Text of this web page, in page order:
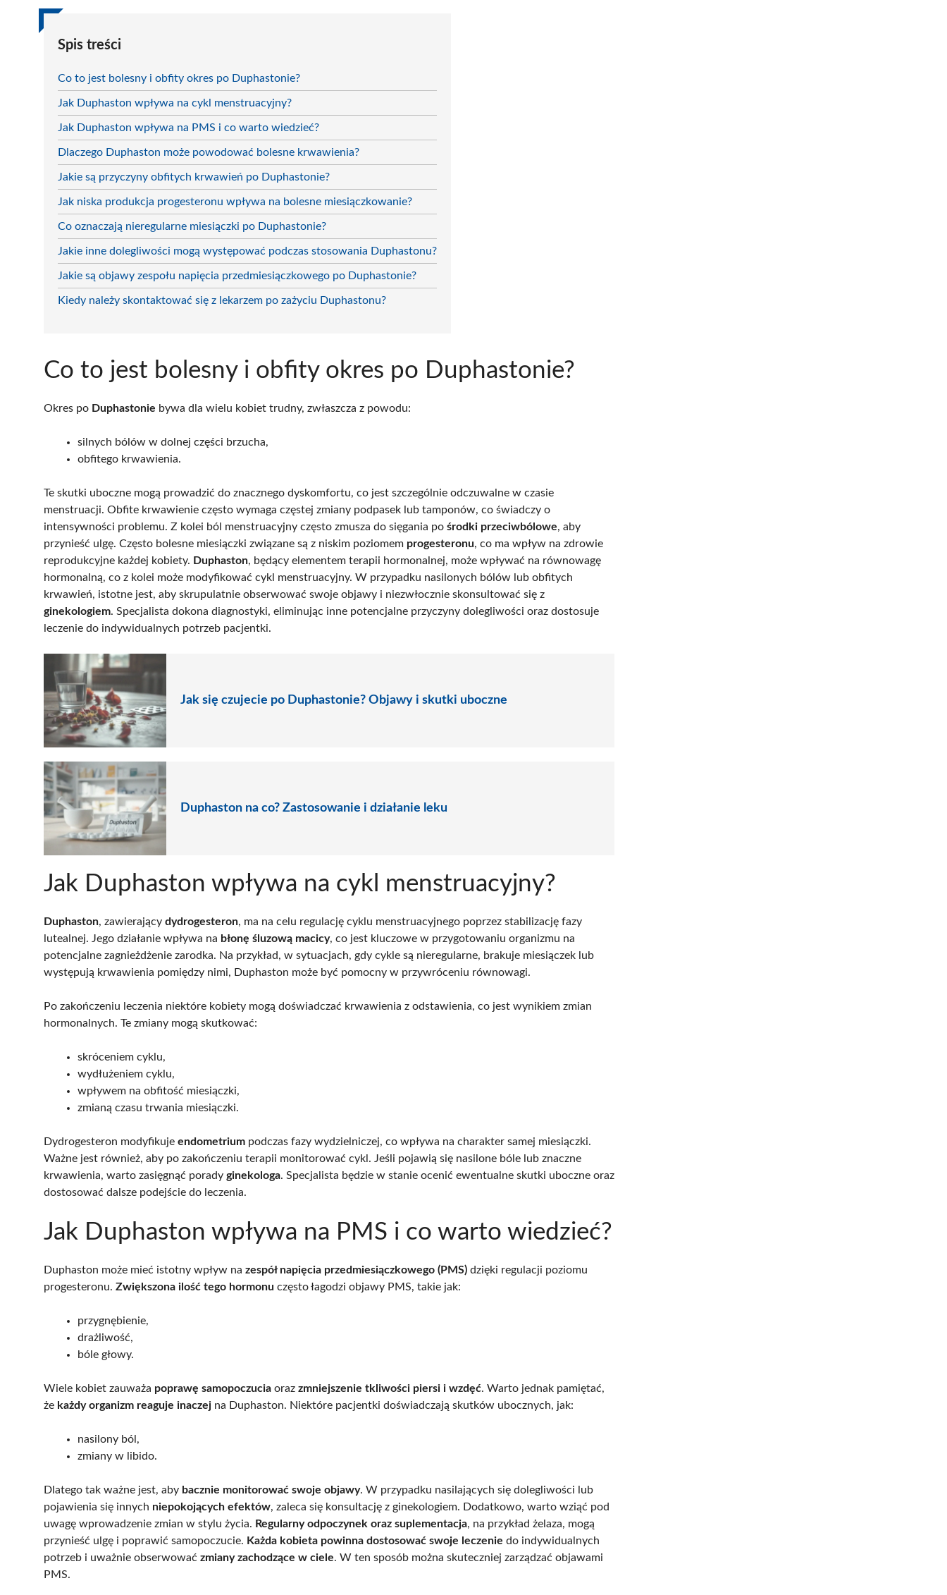
Spis treści
Co to jest bolesny i obfity okres po Duphastonie?
Jak Duphaston wpływa na cykl menstruacyjny?
Jak Duphaston wpływa na PMS i co warto wiedzieć?
Dlaczego Duphaston może powodować bolesne krwawienia?
Jakie są przyczyny obfitych krwawień po Duphastonie?
Jak niska produkcja progesteronu wpływa na bolesne miesiączkowanie?
Co oznaczają nieregularne miesiączki po Duphastonie?
Jakie inne dolegliwości mogą występować podczas stosowania Duphastonu?
Jakie są objawy zespołu napięcia przedmiesiączkowego po Duphastonie?
Kiedy należy skontaktować się z lekarzem po zażyciu Duphastonu?
Co to jest bolesny i obfity okres po Duphastonie?
Okres po Duphastonie bywa dla wielu kobiet trudny, zwłaszcza z powodu:
silnych bólów w dolnej części brzucha,
obfitego krwawienia.
Te skutki uboczne mogą prowadzić do znacznego dyskomfortu, co jest szczególnie odczuwalne w czasie
menstruacji. Obfite krwawienie często wymaga częstej zmiany podpasek lub tamponów, co świadczy o
intensywności problemu. Z kolei ból menstruacyjny często zmusza do sięgania po środki przeciwbólowe, aby
przynieść ulgę. Często bolesne miesiączki związane są z niskim poziomem progesteronu, co ma wpływ na zdrowie
reprodukcyjne każdej kobiety. Duphaston, będący elementem terapii hormonalnej, może wpływać na równowagę
hormonalną, co z kolei może modyfikować cykl menstruacyjny. W przypadku nasilonych bólów lub obfitych
krwawień, istotne jest, aby skrupulatnie obserwować swoje objawy i niezwłocznie skonsultować się z
ginekologiem. Specjalista dokona diagnostyki, eliminując inne potencjalne przyczyny dolegliwości oraz dostosuje
leczenie do indywidualnych potrzeb pacjentki.
Jak się czujecie po Duphastonie? Objawy i skutki uboczne
Duphaston na co? Zastosowanie i działanie leku
Jak Duphaston wpływa na cykl menstruacyjny?
Duphaston, zawierający dydrogesteron, ma na celu regulację cyklu menstruacyjnego poprzez stabilizację fazy
lutealnej. Jego działanie wpływa na błonę śluzową macicy, co jest kluczowe w przygotowaniu organizmu na
potencjalne zagnieżdżenie zarodka. Na przykład, w sytuacjach, gdy cykle są nieregularne, brakuje miesiączek lub
występują krwawienia pomiędzy nimi, Duphaston może być pomocny w przywróceniu równowagi.
Po zakończeniu leczenia niektóre kobiety mogą doświadczać krwawienia z odstawienia, co jest wynikiem zmian
hormonalnych. Te zmiany mogą skutkować:
skróceniem cyklu,
wydłużeniem cyklu,
wpływem na obfitość miesiączki,
zmianą czasu trwania miesiączki.
Dydrogesteron modyfikuje endometrium podczas fazy wydzielniczej, co wpływa na charakter samej miesiączki.
Ważne jest również, aby po zakończeniu terapii monitorować cykl. Jeśli pojawią się nasilone bóle lub znaczne
krwawienia, warto zasięgnąć porady ginekologa. Specjalista będzie w stanie ocenić ewentualne skutki uboczne oraz
dostosować dalsze podejście do leczenia.
Jak Duphaston wpływa na PMS i co warto wiedzieć?
Duphaston może mieć istotny wpływ na zespół napięcia przedmiesiączkowego (PMS) dzięki regulacji poziomu
progesteronu. Zwiększona ilość tego hormonu często łagodzi objawy PMS, takie jak:
przygnębienie,
drażliwość,
bóle głowy.
Wiele kobiet zauważa poprawę samopoczucia oraz zmniejszenie tkliwości piersi i wzdęć. Warto jednak pamiętać,
że każdy organizm reaguje inaczej na Duphaston. Niektóre pacjentki doświadczają skutków ubocznych, jak:
nasilony ból,
zmiany w libido.
Dlatego tak ważne jest, aby bacznie monitorować swoje objawy. W przypadku nasilających się dolegliwości lub
pojawienia się innych niepokojących efektów, zaleca się konsultację z ginekologiem. Dodatkowo, warto wziąć pod
uwagę wprowadzenie zmian w stylu życia. Regularny odpoczynek oraz suplementacja, na przykład żelaza, mogą
przynieść ulgę i poprawić samopoczucie. Każda kobieta powinna dostosować swoje leczenie do indywidualnych
potrzeb i uważnie obserwować zmiany zachodzące w ciele. W ten sposób można skuteczniej zarządzać objawami
PMS.